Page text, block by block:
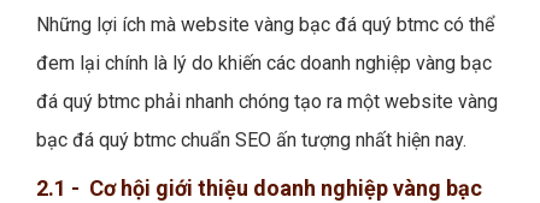
Những lợi ích mà website vàng bạc đá quý btmc có thể
đem lại chính là lý do khiến các doanh nghiệp vàng bạc
đá quý btmc phải nhanh chóng tạo ra một website vàng
bạc đá quý btmc chuẩn SEO ấn tượng nhất hiện nay.
2.1 - Cơ hội giới thiệu doanh nghiệp vàng bạc